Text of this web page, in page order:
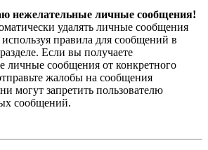
нежелательные личные сообщения!
удалять личные сообщения
используя правила для сообщений в
Если вы получаете
личные сообщения от конкретного
жалобы на сообщения
могут запретить пользователю
сообщений.